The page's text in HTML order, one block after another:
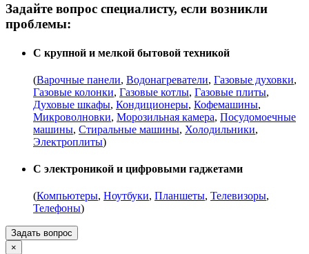
Задайте вопрос специалисту, если возникли
проблемы:
С крупной и мелкой бытовой техникой
(Варочные панели, Водонагреватели, Газовые духовки,
Газовые колонки, Газовые котлы, Газовые плиты,
Духовые шкафы, Кондиционеры, Кофемашины,
Микроволновки, Морозильная камера, Посудомоечные
машины, Стиральные машины, Холодильники,
Электроплиты)
С электроникой и цифровыми гаджетами
(Компьютеры, Ноутбуки, Планшеты, Телевизоры,
Телефоны)
Задать вопрос
×